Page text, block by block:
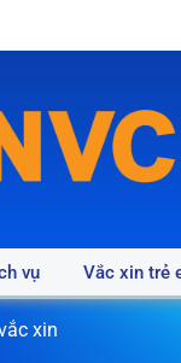
vụ Vắc xin trẻ
xin